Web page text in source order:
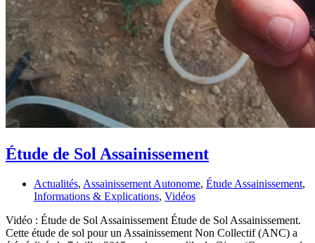
Étude de Sol Assainissement
Actualités, Assainissement Autonome, Étude Assainissement,
Informations & Explications, Vidéos
Vidéo : Étude de Sol Assainissement Étude de Sol Assainissement.
Cette étude de sol pour un Assainissement Non Collectif (ANC) a